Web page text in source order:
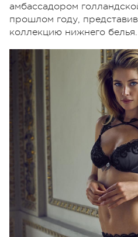
амбассадором
прошлом году,
коллекцию нижнего белья.